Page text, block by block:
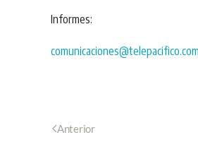
Informes:
comunicaciones@telepacifico.com
Anterior